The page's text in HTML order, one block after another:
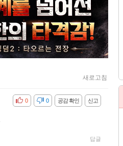
새로고침
신고
공감 확인
비공감 0
0
답글